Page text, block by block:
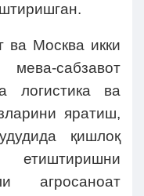
ва Москва икки
сабзавот
логистика ва
яратиш,
қишлоқ
етиштиришни
агросаноат